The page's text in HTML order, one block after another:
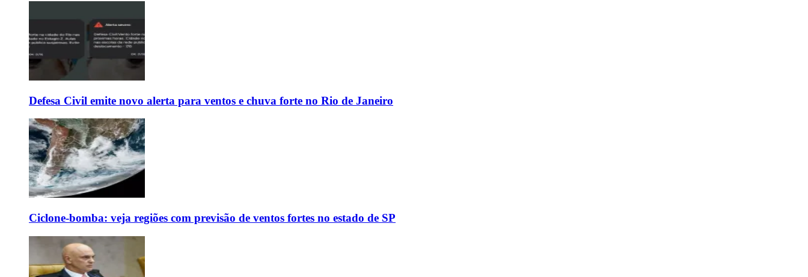
Defesa Civil emite novo alerta para ventos e chuva forte no Rio de Janeiro
Ciclone-bomba: veja regiões com previsão de ventos fortes no estado de SP